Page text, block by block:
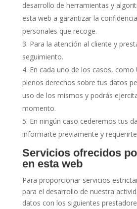
desarrollo de herramientas y
esta web a garantizar la
personales que recoge.
Para la atención al cliente y
seguimiento.
En cada uno de los casos, como
plenos derechos sobre tus datos
uso de los mismos y podrás
momento.
En ningún caso cederemos tus
informarte previamente y
Servicios ofrecidos
en esta web
Para proporcionar servicios
para el desarrollo de nuestra
datos con los siguientes